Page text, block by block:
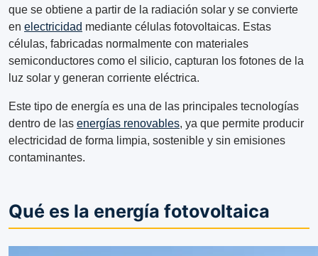
que se obtiene a partir de la radiación solar y se convierte
en electricidad mediante células fotovoltaicas. Estas
células, fabricadas normalmente con materiales
semiconductores como el silicio, capturan los fotones de la
luz solar y generan corriente eléctrica.
Este tipo de energía es una de las principales tecnologías
dentro de las energías renovables, ya que permite producir
electricidad de forma limpia, sostenible y sin emisiones
contaminantes.
Qué es la energía fotovoltaica